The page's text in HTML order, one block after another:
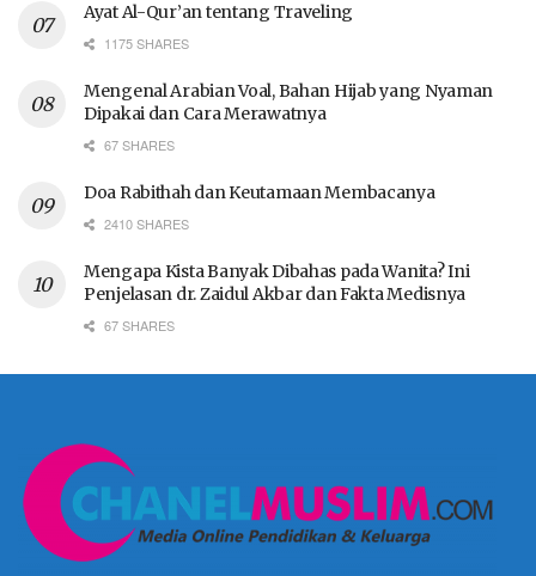
Ayat Al-Qur’an tentang Traveling
1175 SHARES
Mengenal Arabian Voal, Bahan Hijab yang Nyaman
Dipakai dan Cara Merawatnya
67 SHARES
Doa Rabithah dan Keutamaan Membacanya
2410 SHARES
Mengapa Kista Banyak Dibahas pada Wanita? Ini
Penjelasan dr. Zaidul Akbar dan Fakta Medisnya
67 SHARES